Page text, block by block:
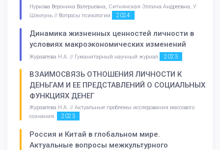
Нуркова Вероника Валерьевна, Ситнянская Эллина Андреевна, У
Шэнлунь // Вопросы психологии
2024
Динамика жизненных ценностей личности в
условиях макроэкономических изменений
Журавлева Н.А. // Гуманитарный научный журнал 2023
ВЗАИМОСВЯЗЬ ОТНОШЕНИЯ ЛИЧНОСТИ К
ДЕНЬГАМ И ЕЕ ПРЕДСТАВЛЕНИЙ О СОЦИАЛЬНЫХ
ФУНКЦИЯХ ДЕНЕГ
Журавлева Н.А. // Актуальные проблемы исследования массового
сознания.
2023
Россия и Китай в глобальном мире.
Актуальные вопросы межкультурного